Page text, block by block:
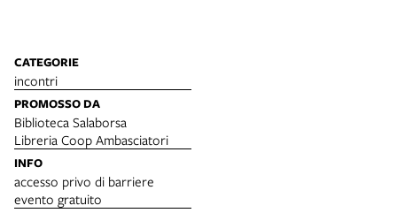
CATEGORIE
incontri
PROMOSSO DA
Biblioteca Salaborsa
Libreria Coop Ambasciatori
INFO
accesso privo di barriere
evento gratuito